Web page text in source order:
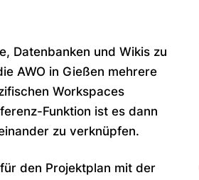
Datenbanken und Wikis zu
AWO in Gießen mehrere
Workspaces
Funktion ist es dann
zu verknüpfen.
den Projektplan mit der